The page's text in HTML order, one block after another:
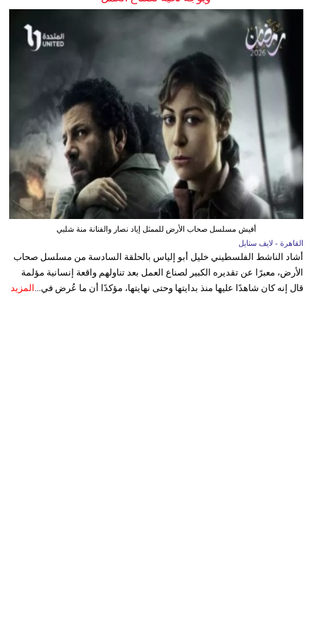
أفيش مسلسل صحاب الأرض للممثل إياد نصار والفنانة منة شلبي
القاهرة - لايف ستايل
أشاد الناشط الفلسطيني خليل أبو إلياس بالحلقة السادسة من مسلسل صحاب
الأرض، معبرًا عن تقديره الكبير لصناع العمل بعد تناولهم واقعة إنسانية مؤلمة
قال إنه كان شاهدًا عليها منذ بدايتها وحتى نهايتها، مؤكدًا أن ما عُرض في... المزيد